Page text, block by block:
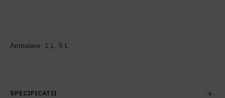
Ambalare: 1 L, 5 L
SPECIFICATII